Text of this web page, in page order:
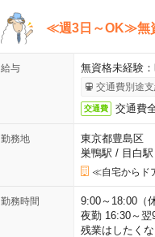
≪週3日～OK≫無
給与 無資格未経験
交通費別途支
交通費 交通費
勤務地
東京都豊島区
巣鴨駅 / 目白駅
≪自宅からド
勤務時間
9:00～18:00（
夜勤 16:30～
残業はしたく